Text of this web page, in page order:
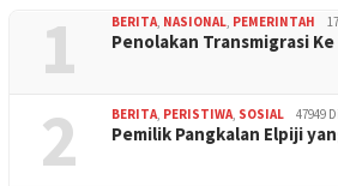
1 BERITA NASIONAL PEMERINTAH
Penolakan Transmigrasi Ke
2 BERITA PERISTIWA SOSIAL 47949
Pemilik Pangkalan Elpiji